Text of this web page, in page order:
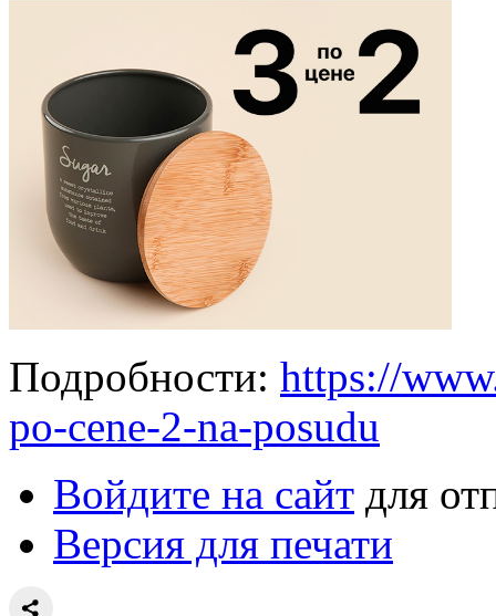
Подробности: https://
po-cene-2-na-posudu
Войдите на сайт для
Версия для печати